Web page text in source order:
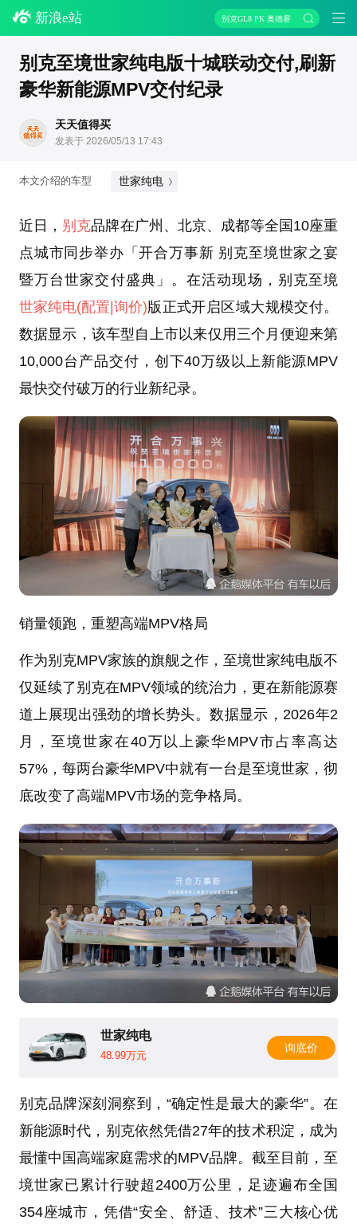
新浪e站 别克GL8 PK 奥德赛
别克至境世家纯电版十城联动交付,刷新
豪华新能源MPV交付纪录
天天值得买
发表于 2026/05/13 17:43
本文介绍的车型 世家纯电
近日， 别克品牌在广州、北京、成都等全国10座重
点城市同步举办「开合万事新 别克至境世家之宴
暨万台世家交付盛典」。在活动现场，别克至境
世家纯电(配置|询价)版正式开启区域大规模交付。
数据显示，该车型自上市以来仅用三个月便迎来第
10,000台产品交付，创下40万级以上新能源MPV
最快交付破万的行业新纪录。
销量领跑，重塑高端MPV格局
作为别克MPV家族的旗舰之作，至境世家纯电版不
仅延续了别克在MPV领域的统治力，更在新能源赛
道上展现出强劲的增长势头。数据显示，2026年2
月，至境世家在40万以上豪华MPV市占率高达
57%，每两台豪华MPV中就有一台是至境世家，彻
底改变了高端MPV市场的竞争格局。
世家纯电
48.99万元
询底价
别克品牌深刻洞察到，“确定性是最大的豪华”。在
新能源时代，别克依然凭借27年的技术积淀，成为
最懂中国高端家庭需求的MPV品牌。截至目前，至
境世家已累计行驶超2400万公里，足迹遍布全国
354座城市，凭借“安全、舒适、技术”三大核心优